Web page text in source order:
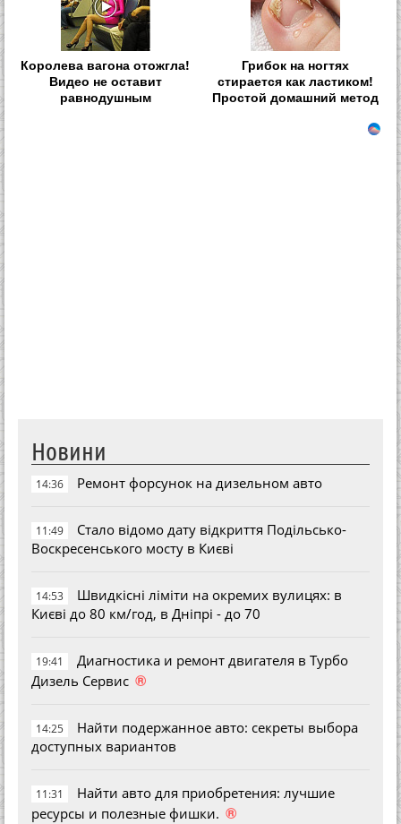
Королева вагона отожгла!
Видео не оставит
равнодушным
Грибок на ногтях
стирается как ластиком!
Простой домашний метод
Новини
14:36 Ремонт форсунок на дизельном авто
11:49
Стало відомо дату відкриття Подільсько-
Воскресенського мосту в Києві
14:53
Швидкісні ліміти на окремих вулицях: в
Києві до 80 км/год, в Дніпрі - до 70
19:41
Диагностика и ремонт двигателя в Турбо
Дизель Сервис ®
14:25
Найти подержанное авто: секреты выбора
доступных вариантов
11:31
Найти авто для приобретения: лучшие
ресурсы и полезные фишки. ®